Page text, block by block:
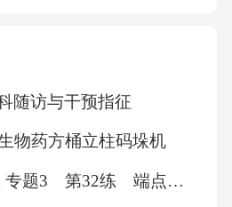
国家产业政策和当地城
考虑到交通、环境、土地
建设方案03人才培养加
模式采取企业化、专业
随访与干预指征
物药方桶立柱码垛机
高中数学 加练 专题3 第32练 端点效应